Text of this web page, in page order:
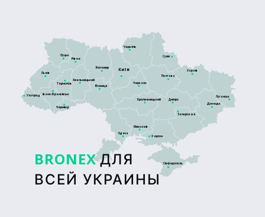
BRONEX ДЛЯ
ВСЕЙ УКРАИНЫ
Сімферополь
Луцьк
Київ
Житомир
Тернопіль
Рівне
Львів
Дніпро
Кропивницький
Харків
Полтава
Черкаси
Суми
Чернігів
Запоріжжя
Херсон
Донецьк
Луганськ
Ужгород
Чернівці
Вінниця
Хмельницький
Івано-Франківськ
Миколаїв
Одеса